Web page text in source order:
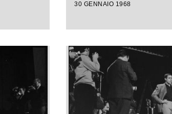
30 GENNAIO 1968